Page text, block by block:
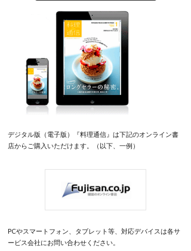
デジタル版（電子版）『料理通信』は下記のオンライン書
店からご購入いただけます。（以下、一例）
PCやスマートフォン、タブレット等、対応デバイスは各サ
ービス会社にお問い合わせください。